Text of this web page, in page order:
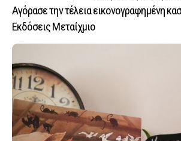
Αγόρασε την τέλεια εικονογραφημένη
Εκδόσεις Μεταίχμιο